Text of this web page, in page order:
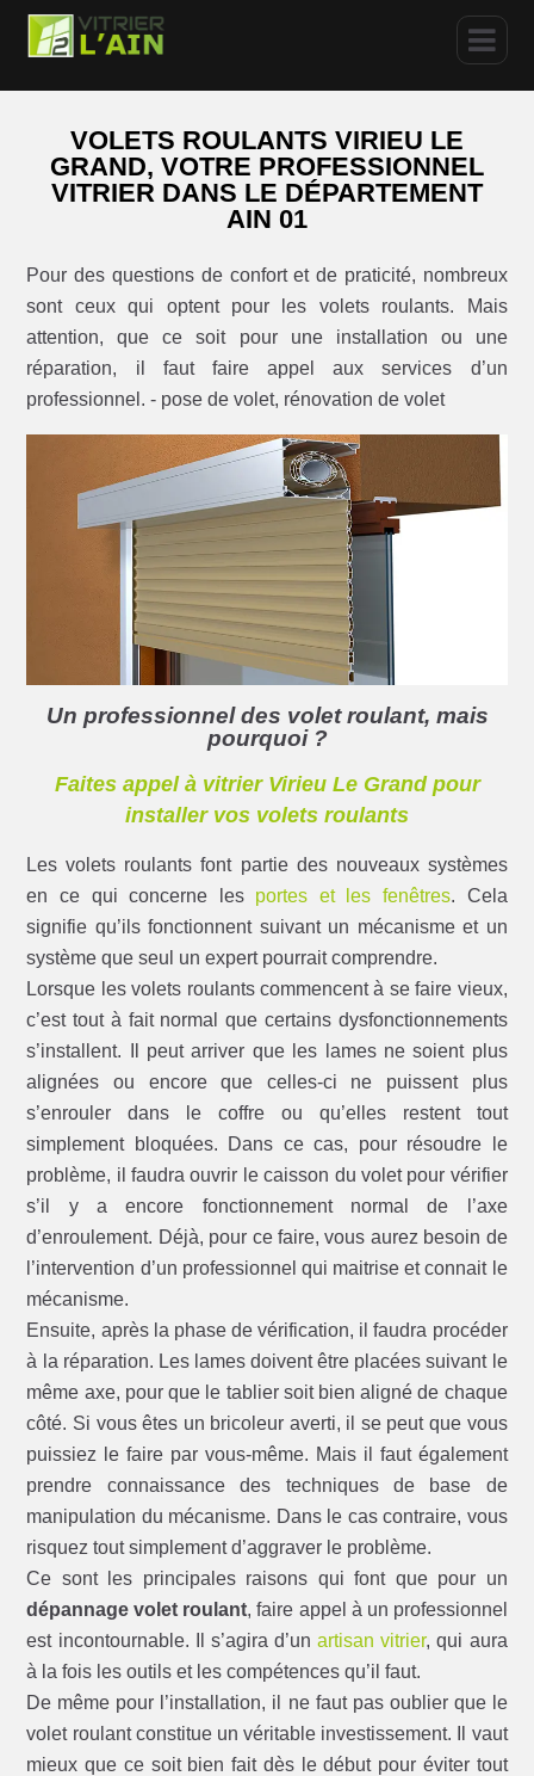
VOLETS ROULANTS VIRIEU LE
GRAND, VOTRE PROFESSIONNEL
VITRIER DANS LE DÉPARTEMENT
AIN 01
Pour des questions de confort et de praticité, nombreux
sont ceux qui optent pour les volets roulants. Mais
attention, que ce soit pour une installation ou une
réparation, il faut faire appel aux services d’un
professionnel. - pose de volet, rénovation de volet
Un professionnel des volet roulant, mais
pourquoi ?
Faites appel à vitrier Virieu Le Grand pour
installer vos volets roulants
Les volets roulants font partie des nouveaux systèmes
en ce qui concerne les portes et les fenêtres. Cela
signifie qu’ils fonctionnent suivant un mécanisme et un
système que seul un expert pourrait comprendre.
Lorsque les volets roulants commencent à se faire vieux,
c’est tout à fait normal que certains dysfonctionnements
s’installent. Il peut arriver que les lames ne soient plus
alignées ou encore que celles-ci ne puissent plus
s’enrouler dans le coffre ou qu’elles restent tout
simplement bloquées. Dans ce cas, pour résoudre le
problème, il faudra ouvrir le caisson du volet pour vérifier
s’il y a encore fonctionnement normal de l’axe
d’enroulement. Déjà, pour ce faire, vous aurez besoin de
l’intervention d’un professionnel qui maitrise et connait le
mécanisme.
Ensuite, après la phase de vérification, il faudra procéder
à la réparation. Les lames doivent être placées suivant le
même axe, pour que le tablier soit bien aligné de chaque
côté. Si vous êtes un bricoleur averti, il se peut que vous
puissiez le faire par vous-même. Mais il faut également
prendre connaissance des techniques de base de
manipulation du mécanisme. Dans le cas contraire, vous
risquez tout simplement d’aggraver le problème.
Ce sont les principales raisons qui font que pour un
dépannage volet roulant, faire appel à un professionnel
est incontournable. Il s’agira d’unartisan vitrier, qui aura
à la fois les outils et les compétences qu’il faut.
De même pour l’installation, il ne faut pas oublier que le
volet roulant constitue un véritable investissement. Il vaut
mieux que ce soit bien fait dès le début pour éviter tout